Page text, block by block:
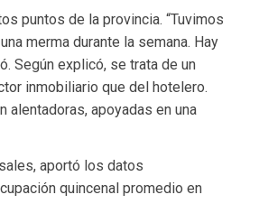
puntos de la provincia. “Tuvimos
merma durante la semana. Hay
Según explicó, se trata de un
inmobiliario que del hotelero.
alentadoras, apoyadas en una
aportó los datos
quincenal promedio en